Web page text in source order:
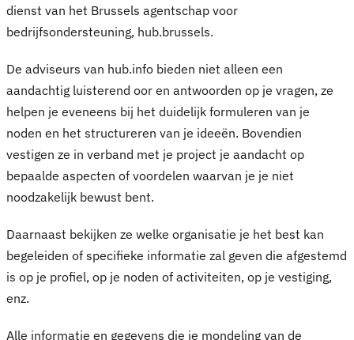
dienst van het Brussels agentschap voor
bedrijfsondersteuning, hub.brussels.
De adviseurs van hub.info bieden niet alleen een
aandachtig luisterend oor en antwoorden op je vragen, ze
helpen je eveneens bij het duidelijk formuleren van je
noden en het structureren van je ideeën. Bovendien
vestigen ze in verband met je project je aandacht op
bepaalde aspecten of voordelen waarvan je je niet
noodzakelijk bewust bent.
Daarnaast bekijken ze welke organisatie je het best kan
begeleiden of specifieke informatie zal geven die afgestemd
is op je profiel, op je noden of activiteiten, op je vestiging,
enz.
Alle informatie en gegevens die je mondeling van de